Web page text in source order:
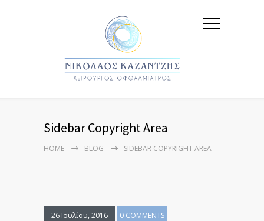
Sidebar Copyright Area
HOME BLOG SIDEBAR COPYRIGHT AREA
26 Ιουλίου, 2016 0 COMMENTS